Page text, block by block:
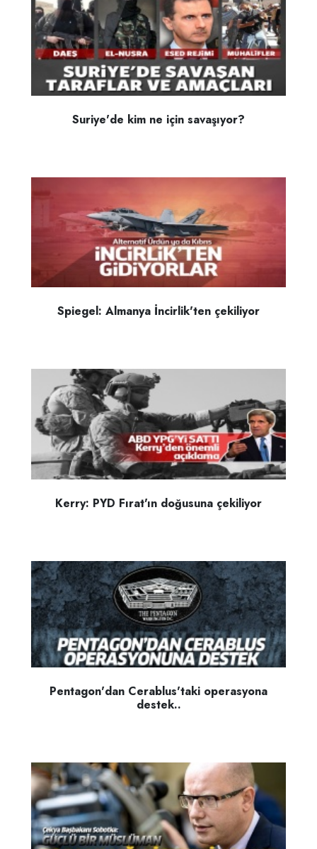
Suriye'de kim ne için savaşıyor?
Spiegel: Almanya İncirlik'ten çekiliyor
Kerry: PYD Fırat'ın doğusuna çekiliyor
Pentagon'dan Cerablus'taki operasyona
destek..